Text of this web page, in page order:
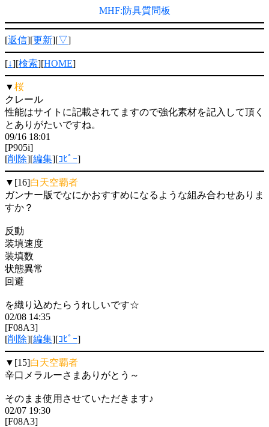
MHF:防具質問板
[返信][更新][▽]
[↓][検索][HOME]
▼桜
クレール
性能はサイトに記載されてますので強化素材を記入して頂く
とありがたいですね。
09/16 18:01
[P905i]
[削除][編集][ｺﾋﾟｰ]
▼[16]白天空覇者
ガンナー版でなにかおすすめになるような組み合わせありま
すか？
反動
装填速度
装填数
状態異常
回避
を織り込めたらうれしいです☆
02/08 14:35
[F08A3]
[削除][編集][ｺﾋﾟｰ]
▼[15]白天空覇者
辛口メラルーさまありがとう～
そのまま使用させていただきます♪
02/07 19:30
[F08A3]